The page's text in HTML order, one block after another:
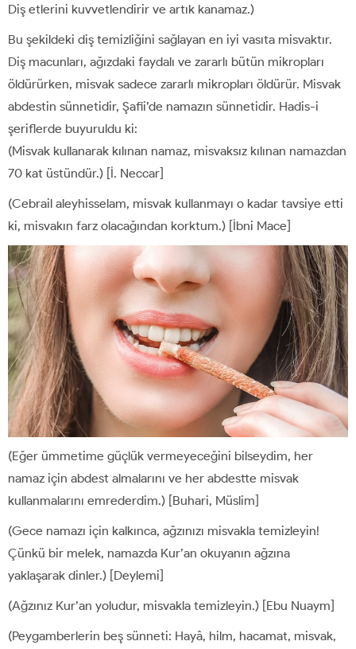
Diş etlerini kuvvetlendirir ve artık kanamaz.)
Bu şekildeki diş temizliğini sağlayan en iyi vasıta misvaktır.
Diş macunları, ağızdaki faydalı ve zararlı bütün mikropları
öldürürken, misvak sadece zararlı mikropları öldürür. Misvak
abdestin sünnetidir, Şafii’de namazın sünnetidir. Hadis-i
şeriflerde buyuruldu ki:
(Misvak kullanarak kılınan namaz, misvaksız kılınan namazdan
70 kat üstündür.) [İ. Neccar]
(Cebrail aleyhisselam, misvak kullanmayı o kadar tavsiye etti
ki, misvakın farz olacağından korktum.) [İbni Mace]
(Eğer ümmetime güçlük vermeyeceğini bilseydim, her
namaz için abdest almalarını ve her abdestte misvak
kullanmalarını emrederdim.) [Buhari, Müslim]
(Gece namazı için kalkınca, ağzınızı misvakla temizleyin!
Çünkü bir melek, namazda Kur’an okuyanın ağzına
yaklaşarak dinler.) [Deylemi]
(Ağzınız Kur’an yoludur, misvakla temizleyin.) [Ebu Nuaym]
(Peygamberlerin beş sünneti: Hayâ, hilm, hacamat, misvak,